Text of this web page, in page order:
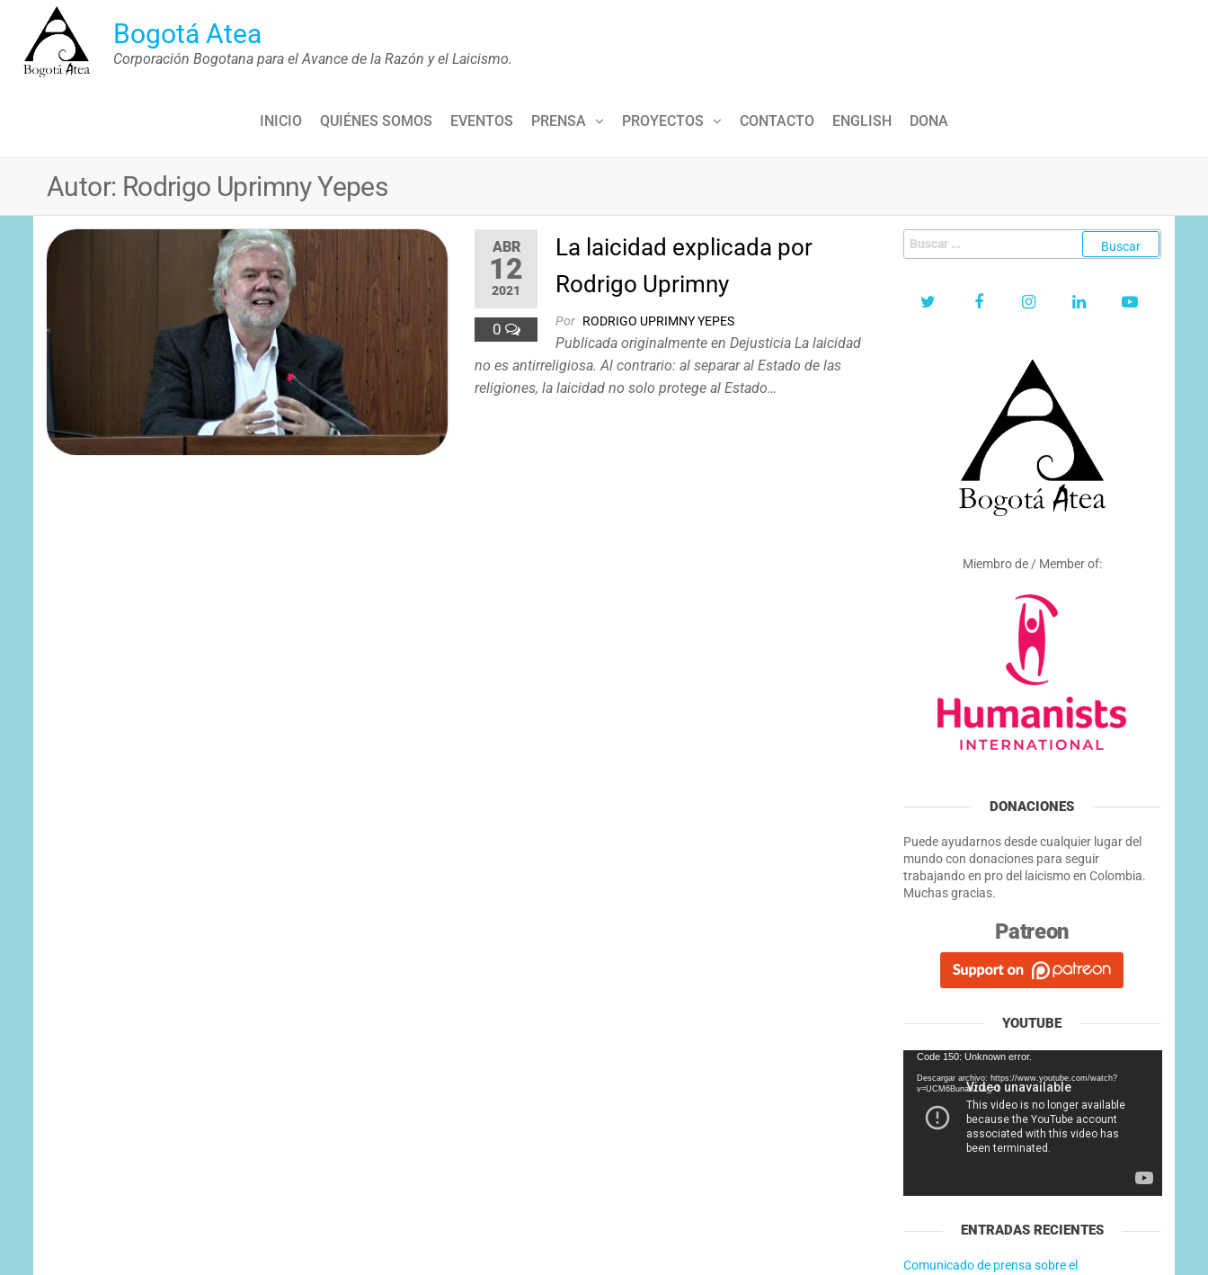
contenido
Bogotá Atea
Corporación Bogotana para el Avance de la Razón y el Laicismo.
INICIO QUIÉNES SOMOS EVENTOS PRENSA PROYECTOS CONTACTO ENGLISH DONA
Autor: Rodrigo Uprimny Yepes
ABR
12
2021
0
La laicidad explicada por
Rodrigo Uprimny
Por RODRIGO UPRIMNY YEPES
Publicada originalmente en Dejusticia La laicidad
no es antirreligiosa. Al contrario: al separar al Estado de las
religiones, la laicidad no solo protege al Estado…
Buscar:
Miembro de / Member of:
DONACIONES
Puede ayudarnos desde cualquier lugar del
mundo con donaciones para seguir
trabajando en pro del laicismo en Colombia.
Muchas gracias.
Patreon
YOUTUBE
Reproductor
vídeo
Code 150: Unknown error.
Descargar archivo: https://www.youtube.com/watch?
v=UCM6BunahZI&_=1
ENTRADAS RECIENTES
Comunicado de prensa sobre el